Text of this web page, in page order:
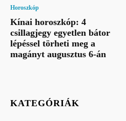
Horoszkóp
Kínai horoszkóp: 4
csillagjegy egyetlen bátor
lépéssel törheti meg a
magányt augusztus 6-án
KATEGÓRIÁK